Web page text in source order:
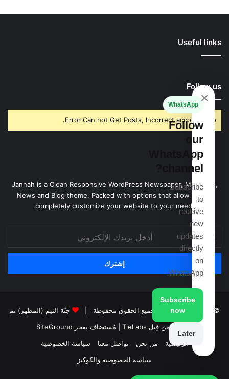
Useful links
Follow us
Error Can not Get Posts, Incorrect account info.
Jannah is a Clean Responsive WordPress Newspaper, Magazine,
News and Blog theme. Packed with options that allow you to
completely customize your website to your needs.
بريدك
الإلكتروني
© حقوق النشر 2026، جميع الحقوق محفوظة |
جَنَّة الثيم (المظهر) تم
تصميمه من قِبل TieLabs
| مُستضاف بفخر SiteGround
الرئيسية
من نحن تواصل معنا
سياسة الخصوصية
سياسة الخصوصية والكوكيز
×
WhatsApp
Follow
our
WhatsApp
channel?
Subscribe
to
receive
new
updates
directly
on
WhatsApp.
Subscribe
now
Later